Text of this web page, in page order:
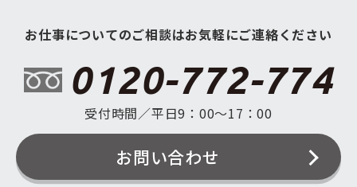
お仕事についてのご相談はお気軽にご連絡ください
0120-772-774
受付時間／平日9：00〜17：00
お問い合わせ